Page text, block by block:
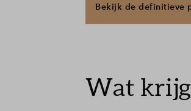
Bekijk de definitieve
Wat krijg